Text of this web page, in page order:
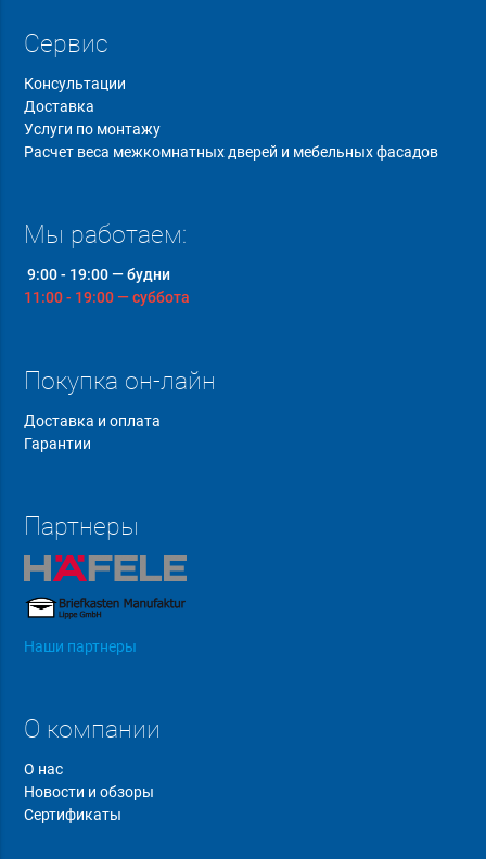
Сервис
Консультации
Доставка
Услуги по монтажу
Расчет веса межкомнатных дверей и мебельных фасадов
Мы работаем:
9:00 - 19:00 — будни
11:00 - 19:00 — суббота
Покупка он-лайн
Доставка и оплата
Гарантии
Партнеры
Наши партнеры
О компании
О нас
Новости и обзоры
Сертификаты